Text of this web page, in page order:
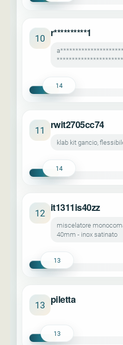
10 r**********1
14
11 rwit2705cc74
klab kit gancio,
14
12 it1311is40zz
miscelatore
40mm - inox satinato
13
13 piletta
13